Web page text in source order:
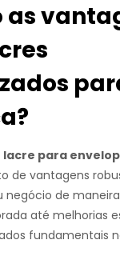
as
lacre para
de vantagens
negócio de
até melhorias
fundamentais